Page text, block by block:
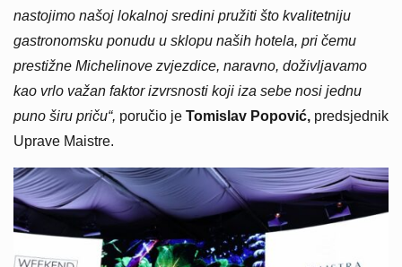
nastojimo našoj lokalnoj sredini pružiti što kvalitetniju
gastronomsku ponudu u sklopu naših hotela, pri čemu
prestižne Michelinove zvjezdice, naravno, doživljavamo
kao vrlo važan faktor izvrsnosti koji iza sebe nosi jednu
puno širu priču“, poručio je Tomislav Popović, predsjednik
Uprave Maistre.